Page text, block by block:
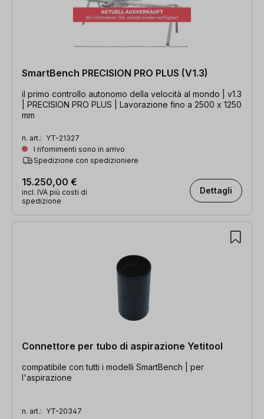
SmartBench PRECISION PRO PLUS (V1.3)
il primo controllo autonomo della velocità al mondo | v1.3
| PRECISION PRO PLUS | Lavorazione fino a 2500 x 1250
mm
n. art.: YT-21327
I rifornimenti sono in arrivo
Spedizione con spedizioniere
15.250,00 €
incl. IVA più costi di
spedizione
Dettagli
Connettore per tubo di aspirazione Yetitool
compatibile con tutti i modelli SmartBench | per
l'aspirazione
n. art.: YT-20347